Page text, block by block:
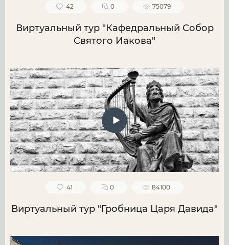
42 0 75079
Виртуальный тур "Кафедральный Собор
Святого Иакова"
41 0 84100
Виртуальный тур "Гробница Царя Давида"